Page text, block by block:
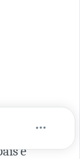
sobre
e